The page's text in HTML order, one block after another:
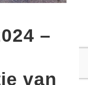
–
van